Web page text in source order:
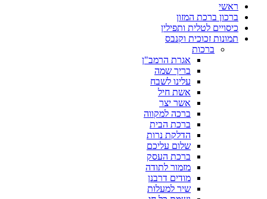
ראשי
ברכון ברכת המזון
כיסויים לטלית ותפילין
תמונות זכוכית וקנבס
ברכות
אגרת הרמב"ן
בריך שמה
עלינו לשבח
אשת חיל
אשר יצר
ברכה למקווה
ברכת הבית
הדלקת נרות
שלום עליכם
ברכת העסק
מזמור לתודה
מודים דרבנן
שיר למעלות